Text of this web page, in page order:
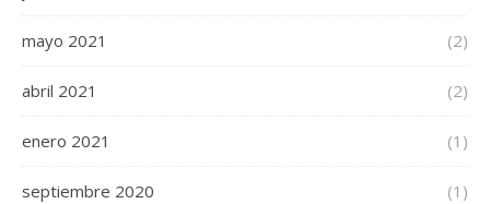
mayo 2021 (2)
abril 2021 (2)
enero 2021 (1)
septiembre 2020 (1)